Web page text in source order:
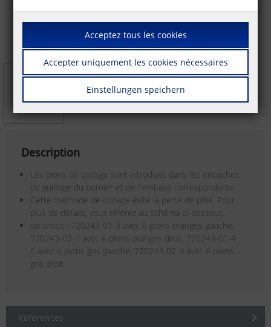
Description
Les pions de codage sont introduits dans les encoches
de guidage du bornier et de l'embase correspondante
Cette méthode de codage évite la perte de pôle. Pour
plus de détails, vous référez au schéma ci-dessous.
variantes : 720243-01-3 avec 6 pions oranges gauche;
720243-02-3 avec 6 pions oranges droit, 720243-01-4
6 avec 6 pions gris gauche, 720243-02-4 avec 6 pions
gris droit
Références
Acceptez tous les cookies
Accepter uniquement les cookies nécessaires
Einstellungen speichern